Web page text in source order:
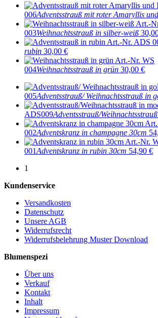
006Adventsstrauß mit roter Amaryllis
Art.-
003Weihnachtsstrauß in silber-weiß
Art.-Nr. ADS
rubin 30,00 €
Art.-Nr. WS
004Weihnachtsstrauß in grün 30,00 €
005Adventsstrauß/ Weihnachtsstrauß in
ADS009Adventsstrauß/
002Adventskranz in champagne 30cm
Art.-Nr.
001Adventskranz in rubin 30cm 54,90 €
1
Kundenservice
Versandkosten
Datenschutz
Unsere AGB
Widerrufsrecht
Widerrufsbelehrung Muster Download
Blumenspezi
Über uns
Verkauf
Kontakt
Inhalt
Impressum